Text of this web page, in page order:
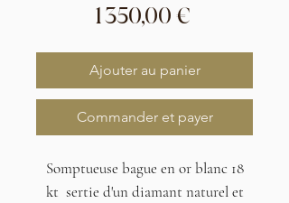
1 350,00 €Prix
Ajouter au panier
Commander et payer
Somptueuse bague en or blanc 18
kt sertie d'un diamant naturel et